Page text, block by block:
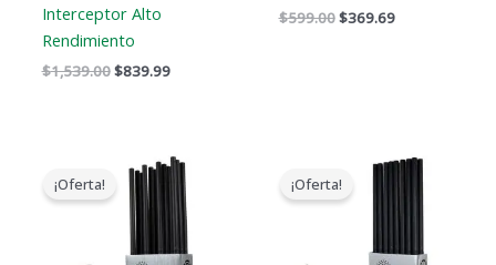
Interceptor Alto
Rendimiento
$1,539.00$839.99
$599.00$369.69
¡Oferta!
precio
original
era:
$1,299.00.
El
precio
actual
es:
$759.99.
¡Oferta!
precio
original
El
es: